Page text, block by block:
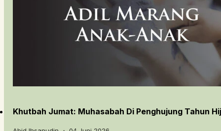
Khutbah Jumat: Muhasabah Di Penghujung Tahun